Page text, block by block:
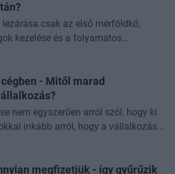
csak az első mérföldkő,
kezelése és a folyamatos
2025. január 1
- Mitől marad
nem egyszerűen arról szól, hogy ki
inkább arról, hogy a vállalkozás
megfizetjük - így gyűrűzik